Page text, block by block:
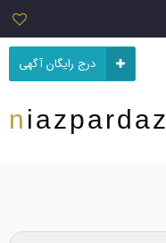
درج رایگان آگهی
niazpardaz